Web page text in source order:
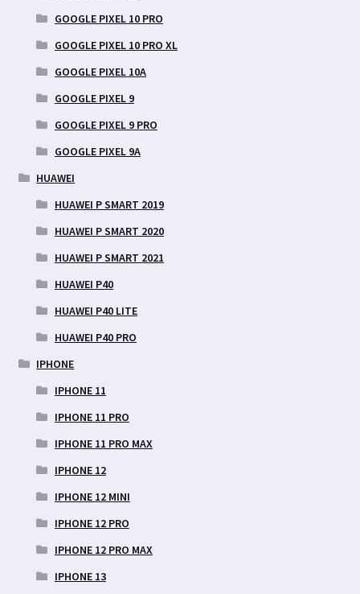
GOOGLE PIXEL 10 PRO
GOOGLE PIXEL 10 PRO XL
GOOGLE PIXEL 10A
GOOGLE PIXEL 9
GOOGLE PIXEL 9 PRO
GOOGLE PIXEL 9A
HUAWEI
HUAWEI P SMART 2019
HUAWEI P SMART 2020
HUAWEI P SMART 2021
HUAWEI P40
HUAWEI P40 LITE
HUAWEI P40 PRO
IPHONE
IPHONE 11
IPHONE 11 PRO
IPHONE 11 PRO MAX
IPHONE 12
IPHONE 12 MINI
IPHONE 12 PRO
IPHONE 12 PRO MAX
IPHONE 13